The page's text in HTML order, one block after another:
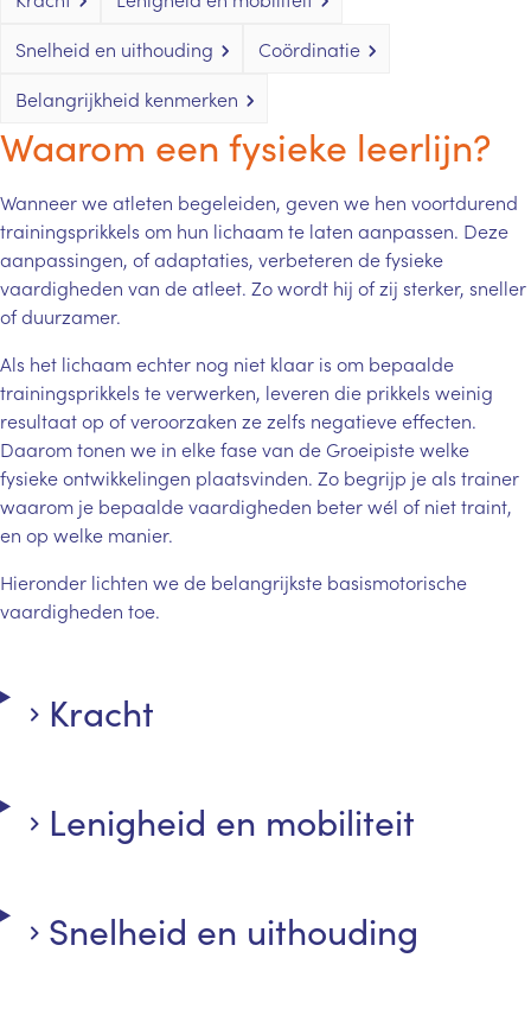
Snelheid en uithouding
Coördinatie
Belangrijkheid kenmerken
Waarom een fysieke leerlijn?
Wanneer we atleten begeleiden, geven we hen voortdurend
trainingsprikkels om hun lichaam te laten aanpassen. Deze
aanpassingen, of adaptaties, verbeteren de fysieke
vaardigheden van de atleet. Zo wordt hij of zij sterker, sneller
of duurzamer.
Als het lichaam echter nog niet klaar is om bepaalde
trainingsprikkels te verwerken, leveren die prikkels weinig
resultaat op of veroorzaken ze zelfs negatieve effecten.
Daarom tonen we in elke fase van de Groeipiste welke
fysieke ontwikkelingen plaatsvinden. Zo begrijp je als trainer
waarom je bepaalde vaardigheden beter wél of niet traint,
en op welke manier.
Hieronder lichten we de belangrijkste basismotorische
vaardigheden toe.
Kracht
Lenigheid en mobiliteit
Snelheid en uithouding